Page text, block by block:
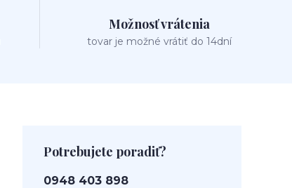
Možnosť vrátenia
tovar je možné vrátiť do 14dní
Potrebujete poradiť?
0948 403 898